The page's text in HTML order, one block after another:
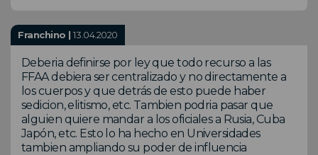
Franchino |13.04.2020
Deberia definirse por ley que todo recurso a las
FFAA debiera ser centralizado y no directamente a
los cuerpos y que detrás de esto puede haber
sedicion, elitismo, etc. Tambien podria pasar que
alguien quiere mandar a los oficiales a Rusia, Cuba
Japón, etc. Esto lo ha hecho en Universidades
tambien ampliando su poder de influencia